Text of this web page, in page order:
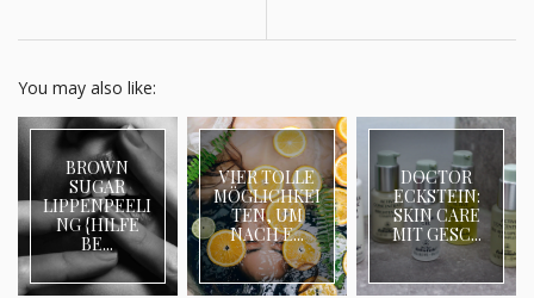
You may also like:
BROWN
SUGAR
LIPPENPEELI
NG {HILFE
BE...
VIER TOLLE
MÖGLICHKEI
TEN, UM
NACH E...
DOCTOR
ECKSTEIN:
SKIN CARE
MIT GESC...